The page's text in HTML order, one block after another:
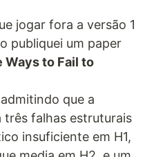
jogar fora a versão 1
publiquei um paper
Ways to Fail to
que a
falhas estruturais
insuficiente em H1,